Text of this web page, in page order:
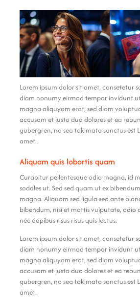
Lorem ipsum dolor sit amet, consetetur
diam nonumy eirmod tempor invidunt
magna aliquyam erat, sed diam
accusam et justo duo dolores et ea
gubergren, no sea takimata sanctus est
amet.
Aliquam quis lobortis quam
Curabitur pellentesque odio magna, id
sodales ut. Sed sed quam ut ex
magna. Aliquam sed ligula sed ante
bibendum, nisi et mattis vulputate, odio
nec dapibus risus risus quis lectus.
Lorem ipsum dolor sit amet, consetetur
diam nonumy eirmod tempor invidunt
magna aliquyam erat, sed diam
accusam et justo duo dolores et ea
gubergren, no sea takimata sanctus est
amet.